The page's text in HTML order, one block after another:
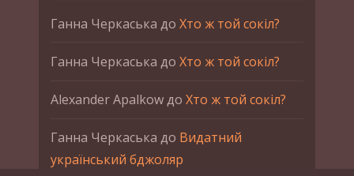
Ганна Черкаська до Хто ж той сокіл?
Ганна Черкаська до Хто ж той сокіл?
Alexander Apalkowдо Хто ж той сокіл?
Ганна Черкаська до Видатний
український бджоляр